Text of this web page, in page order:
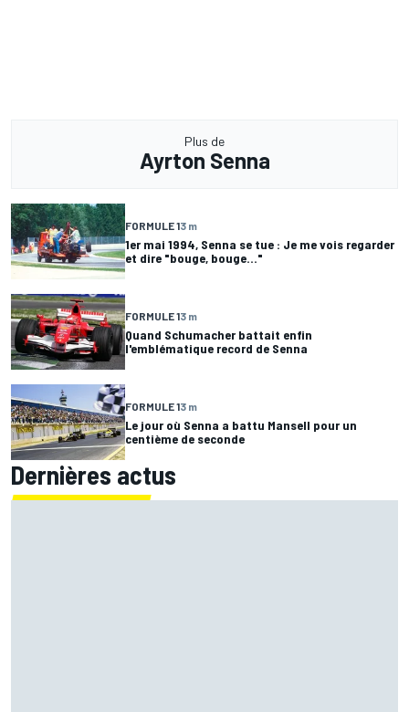
Plus de
Ayrton Senna
FORMULE 13 m
1er mai 1994, Senna se tue : Je me vois regarder
et dire "bouge, bouge…"
FORMULE 13 m
Quand Schumacher battait enfin
l'emblématique record de Senna
FORMULE 13 m
Le jour où Senna a battu Mansell pour un
centième de seconde
Dernières actus